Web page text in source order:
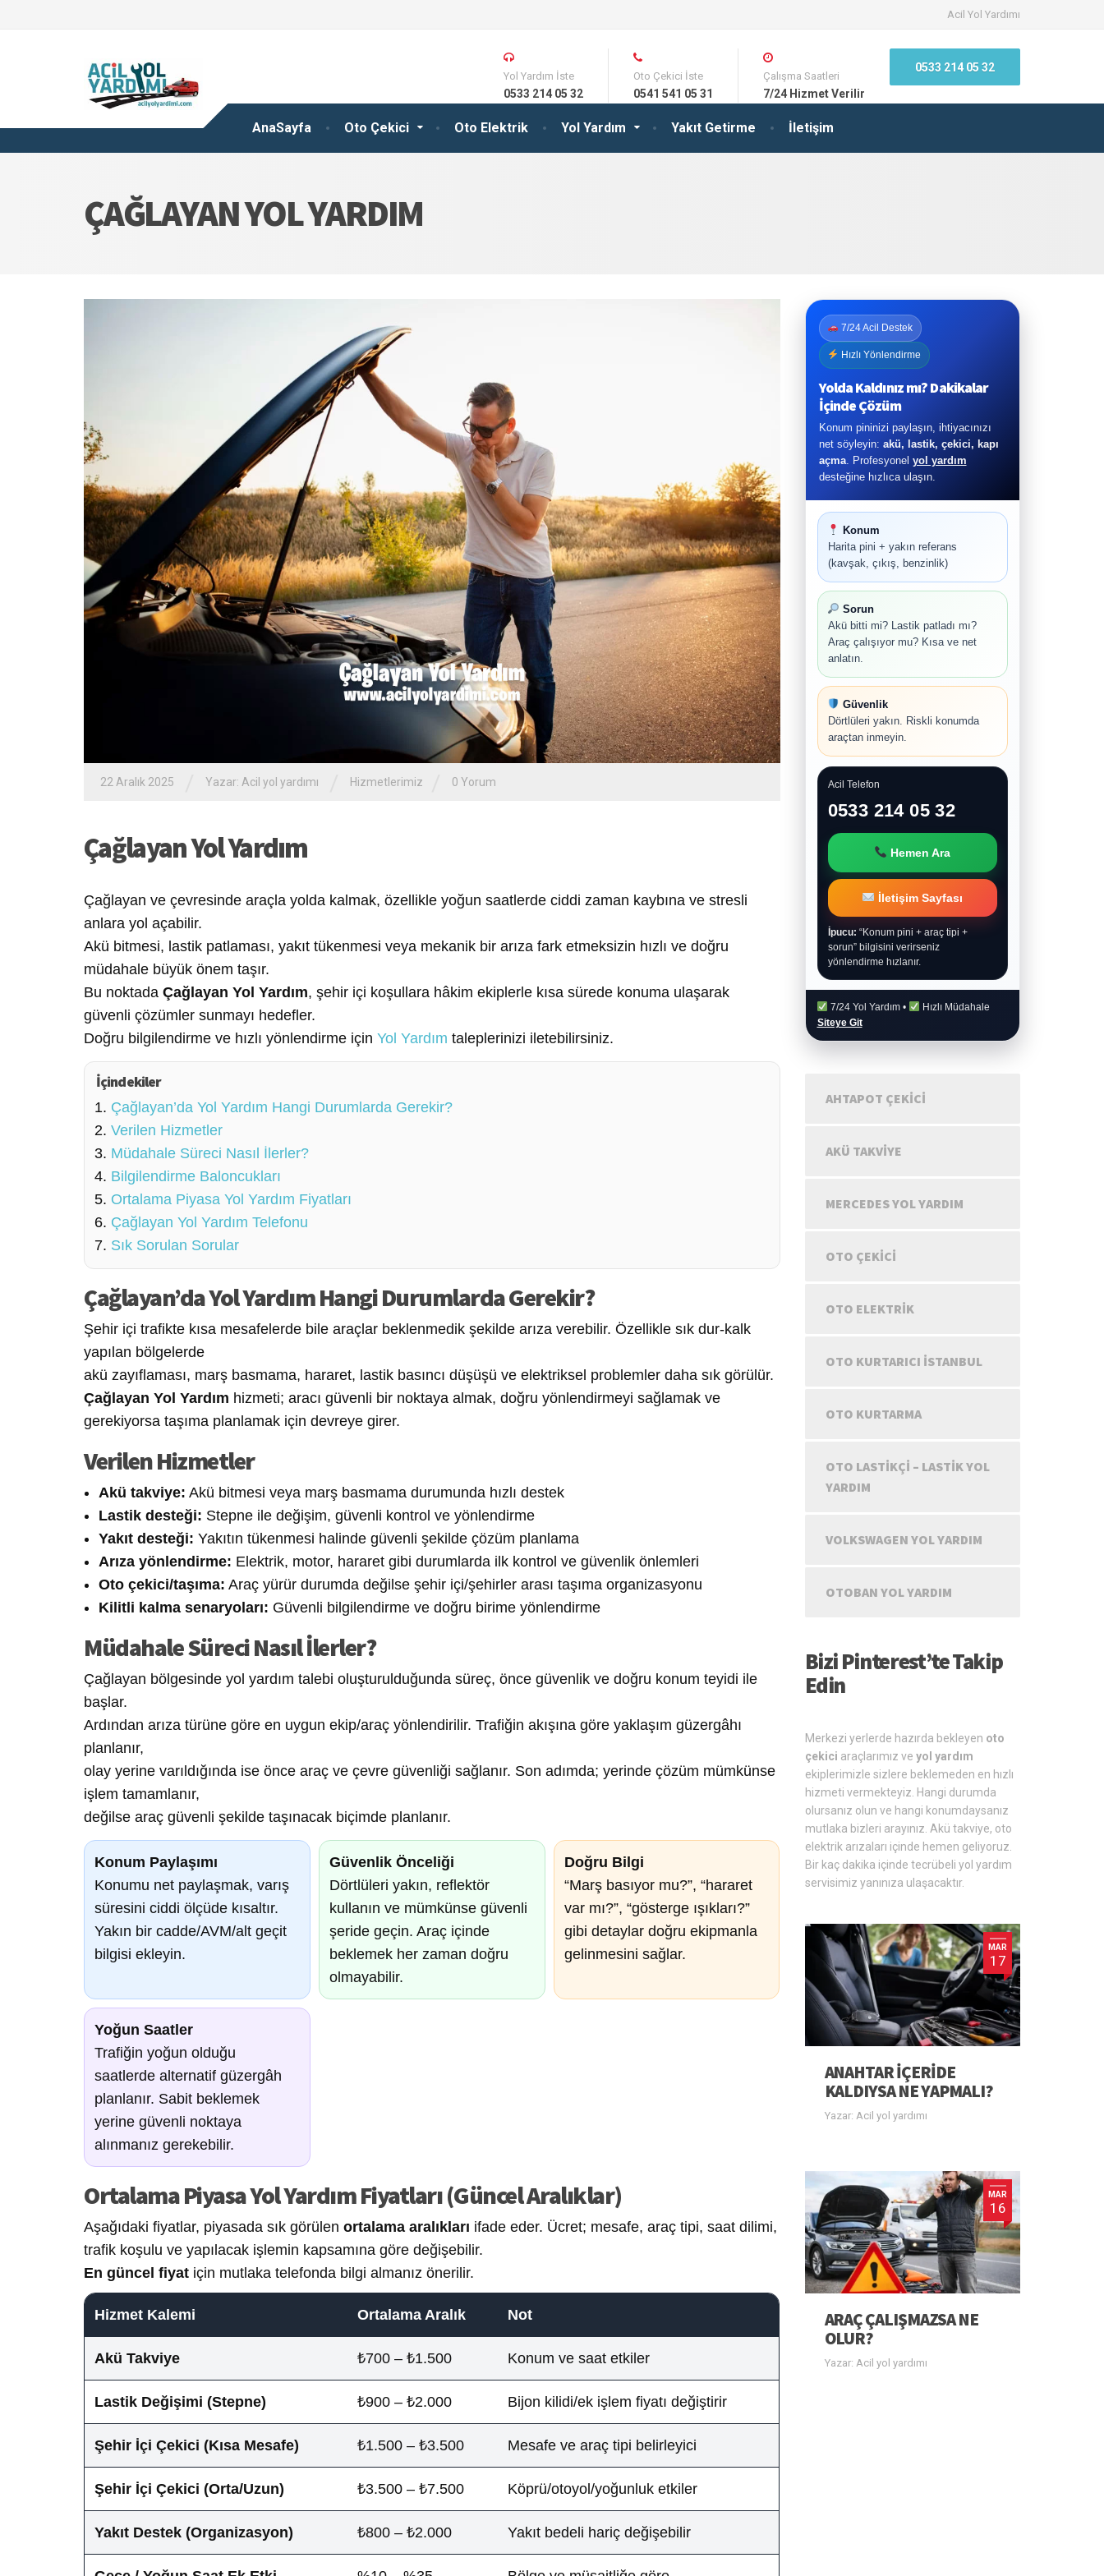
Acil Yol Yardımı
AnaSayfa Oto Çekici Oto Elektrik Yol Yardım Yakıt Getirme İletişim
Yol Yardım İste
0533 214 05 32
Oto Çekici İste
0541 541 05 31
Çalışma Saatleri
7/24 Hizmet Verilir
0533 214 05 32
ÇAĞLAYAN YOL YARDIM
22 Aralık 2025 Yazar: Acil yol yardımı Hizmetlerimiz 0 Yorum
Çağlayan Yol Yardım
Çağlayan ve çevresinde araçla yolda kalmak, özellikle yoğun saatlerde ciddi zaman kaybına ve stresli
anlara yol açabilir.
Akü bitmesi, lastik patlaması, yakıt tükenmesi veya mekanik bir arıza fark etmeksizin hızlı ve doğru
müdahale büyük önem taşır.
Bu noktada Çağlayan Yol Yardım, şehir içi koşullara hâkim ekiplerle kısa sürede konuma ulaşarak
güvenli çözümler sunmayı hedefler.
Doğru bilgilendirme ve hızlı yönlendirme için Yol Yardım taleplerinizi iletebilirsiniz.
İçindekiler
Çağlayan’da Yol Yardım Hangi Durumlarda Gerekir?
Verilen Hizmetler
Müdahale Süreci Nasıl İlerler?
Bilgilendirme Baloncukları
Ortalama Piyasa Yol Yardım Fiyatları
Çağlayan Yol Yardım Telefonu
Sık Sorulan Sorular
Çağlayan’da Yol Yardım Hangi Durumlarda Gerekir?
Şehir içi trafikte kısa mesafelerde bile araçlar beklenmedik şekilde arıza verebilir. Özellikle sık dur-kalk
yapılan bölgelerde
akü zayıflaması, marş basmama, hararet, lastik basıncı düşüşü ve elektriksel problemler daha sık görülür.
Çağlayan Yol Yardım hizmeti; aracı güvenli bir noktaya almak, doğru yönlendirmeyi sağlamak ve
gerekiyorsa taşıma planlamak için devreye girer.
Verilen Hizmetler
Akü takviye: Akü bitmesi veya marş basmama durumunda hızlı destek
Lastik desteği: Stepne ile değişim, güvenli kontrol ve yönlendirme
Yakıt desteği: Yakıtın tükenmesi halinde güvenli şekilde çözüm planlama
Arıza yönlendirme: Elektrik, motor, hararet gibi durumlarda ilk kontrol ve güvenlik önlemleri
Oto çekici/taşıma: Araç yürür durumda değilse şehir içi/şehirler arası taşıma organizasyonu
Kilitli kalma senaryoları: Güvenli bilgilendirme ve doğru birime yönlendirme
Müdahale Süreci Nasıl İlerler?
Çağlayan bölgesinde yol yardım talebi oluşturulduğunda süreç, önce güvenlik ve doğru konum teyidi ile
başlar.
Ardından arıza türüne göre en uygun ekip/araç yönlendirilir. Trafiğin akışına göre yaklaşım güzergâhı
planlanır,
olay yerine varıldığında ise önce araç ve çevre güvenliği sağlanır. Son adımda; yerinde çözüm mümkünse
işlem tamamlanır,
değilse araç güvenli şekilde taşınacak biçimde planlanır.
Konum Paylaşımı
Konumu net paylaşmak, varış
süresini ciddi ölçüde kısaltır.
Yakın bir cadde/AVM/alt geçit
bilgisi ekleyin.
Güvenlik Önceliği
Dörtlüleri yakın, reflektör
kullanın ve mümkünse güvenli
şeride geçin. Araç içinde
beklemek her zaman doğru
olmayabilir.
Doğru Bilgi
“Marş basıyor mu?”, “hararet
var mı?”, “gösterge ışıkları?”
gibi detaylar doğru ekipmanla
gelinmesini sağlar.
Yoğun Saatler
Trafiğin yoğun olduğu
saatlerde alternatif güzergâh
planlanır. Sabit beklemek
yerine güvenli noktaya
alınmanız gerekebilir.
Ortalama Piyasa Yol Yardım Fiyatları (Güncel Aralıklar)
Aşağıdaki fiyatlar, piyasada sık görülen ortalama aralıkları ifade eder. Ücret; mesafe, araç tipi, saat dilimi,
trafik koşulu ve yapılacak işlemin kapsamına göre değişebilir.
En güncel fiyat için mutlaka telefonda bilgi almanız önerilir.
Hizmet Kalemi Ortalama Aralık Not
Akü Takviye ₺700 – ₺1.500 Konum ve saat etkiler
Lastik Değişimi (Stepne) ₺900 – ₺2.000 Bijon kilidi/ek işlem fiyatı değiştirir
Şehir İçi Çekici (Kısa Mesafe) ₺1.500 – ₺3.500 Mesafe ve araç tipi belirleyici
Şehir İçi Çekici (Orta/Uzun) ₺3.500 – ₺7.500 Köprü/otoyol/yoğunluk etkiler
Yakıt Destek (Organizasyon) ₺800 – ₺2.000 Yakıt bedeli hariç değişebilir
7/24 Acil Destek
Hızlı Yönlendirme
Yolda Kaldınız mı? Dakikalar
İçinde Çözüm
Konum pininizi paylaşın, ihtiyacınızı
net söyleyin: akü, lastik, çekici, kapı
açma. Profesyonel yol yardım
desteğine hızlıca ulaşın.
Konum
Harita pini + yakın referans
(kavşak, çıkış, benzinlik)
Sorun
Akü bitti mi? Lastik patladı mı?
Araç çalışıyor mu? Kısa ve net
anlatın.
Güvenlik
Dörtlüleri yakın. Riskli konumda
araçtan inmeyin.
Acil Telefon
0533 214 05 32
Hemen Ara
İletişim Sayfası
İpucu: “Konum pini + araç tipi +
sorun” bilgisini verirseniz
yönlendirme hızlanır.
7/24 Yol Yardım •
Hızlı Müdahale
Siteye Git
AHTAPOT ÇEKICI
AKÜ TAKVIYE
MERCEDES YOL YARDIM
OTO ÇEKICI
OTO ELEKTRIK
OTO KURTARICI İSTANBUL
OTO KURTARMA
OTO LASTIKÇI – LASTIK YOL
YARDIM
VOLKSWAGEN YOL YARDIM
OTOBAN YOL YARDIM
Bizi Pinterest’te Takip
Edin
Merkezi yerlerde hazırda bekleyen oto
çekici araçlarımız ve yol yardım
ekiplerimizle sizlere beklemeden en hızlı
hizmeti vermekteyiz. Hangi durumda
olursanız olun ve hangi konumdaysanız
mutlaka bizleri arayınız. Akü takviye, oto
elektrik arızaları içinde hemen geliyoruz.
Bir kaç dakika içinde tecrübeli yol yardım
servisimiz yanınıza ulaşacaktır.
MAR
17
ANAHTAR IÇERIDE
KALDIYSA NE YAPMALI?
Yazar: Acil yol yardımı
MAR
16
ARAÇ ÇALIŞMAZSA NE
OLUR?
Yazar: Acil yol yardımı